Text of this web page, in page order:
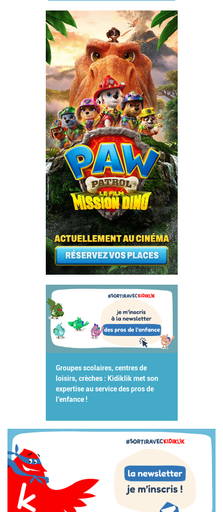
Groupes scolaires, centres de
loisirs, crèches : Kidiklik met son
expertise au service des pros de
l'enfance !